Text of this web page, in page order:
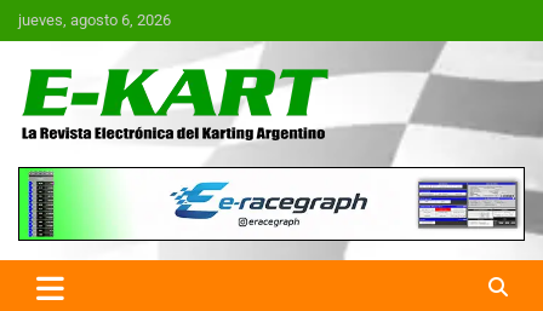
Saltar
al
jueves, agosto 6, 2026
E-Kart.com.ar | La Revista
Electrónica del Karting en
Argentina